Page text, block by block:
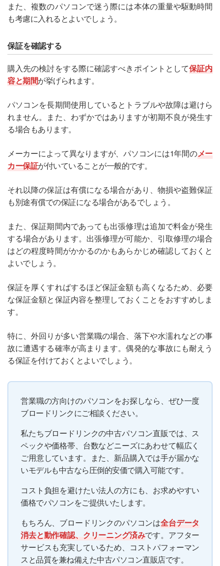
また、複数のパソコンで迷う際には本体の重量や駆動時間
も考慮に入れるとよいでしょう。
保証を確認する
購入先の検討をする際に確認すべきポイントとして保証内
容と期間が挙げられます。
パソコンを長期間使用しているとトラブルや故障は避けら
れません。また、わずかではありますが初期不良が発生す
る場合もあります。
メーカーによって異なりますが、パソコンには1年間のメー
カー保証が付いていることが一般的です。
それ以降の保証は有償になる場合があり、物損や盗難保証
も別途有償での保証になる場合があるでしょう。
また、保証期間内であっても出張修理は追加で料金が発生
する場合があります。出張修理が可能か、引取修理の場合
はどの程度時間がかかるのかもあらかじめ確認しておくと
よいでしょう。
保証を厚くすればするほど保証金額も高くなるため、必要
な保証金額と保証内容を整理しておくことをおすすめしま
す。
特に、外回りが多い営業職の場合、落下や水濡れなどの事
故に遭遇する確率が高まります。偶発的な事故にも耐えう
る保証を付けておくとよいでしょう。
営業職の方向けのパソコンをお探しなら、ぜひ一度
ブロードリンクにご相談ください。
私たちブロードリンクの中古パソコン直販では、ス
ペックや価格帯、台数などニーズにあわせて幅広く
ご用意しています。また、新品購入では手が届かな
いモデルも中古なら圧倒的安価で購入可能です。
コスト負担を避けたい法人の方にも、お求めやすい
価格でパソコンをご提供いたします。
もちろん、ブロードリンクのパソコンは全台データ
消去と動作確認、クリーニング済みです。アフター
サービスも充実しているため、コストパフォーマン
スと品質を兼ね備えた中古パソコン直販店です。